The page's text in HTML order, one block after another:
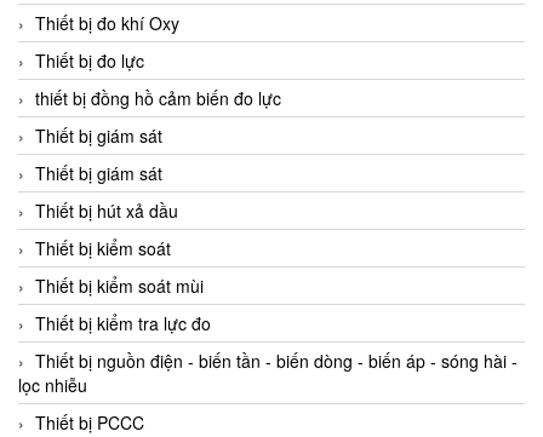
Thiết bị đo khí Oxy
Thiết bị đo lực
thiết bị đồng hồ cảm biến đo lực
Thiết bị giám sát
Thiết bị giám sát
Thiết bị hút xả dầu
Thiết bị kiểm soát
Thiết bị kiểm soát mùi
Thiết bị kiểm tra lực đo
Thiết bị nguồn điện - biến tần - biến dòng - biến áp - sóng hài -
lọc nhiễu
Thiết bị PCCC